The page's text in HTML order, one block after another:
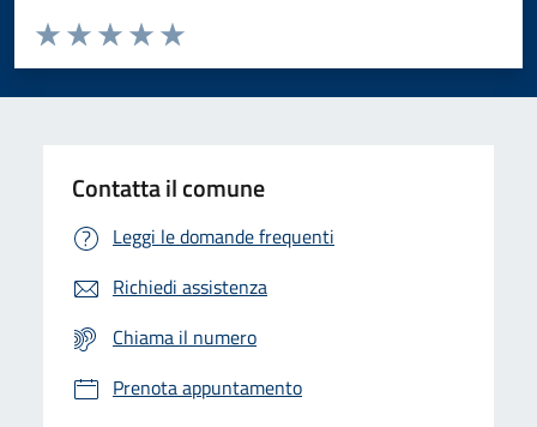
Domanda
Valuta da 1 a 5 stelle la pagina
Valuta 5 stelle su 5
Valuta 4 stelle su 5
Valuta 3 stelle su 5
Valuta 2 stelle su 5
Valuta 1 stelle su 5
Contatta il comune
Leggi le domande frequenti
Richiedi assistenza
Chiama il numero
Prenota appuntamento